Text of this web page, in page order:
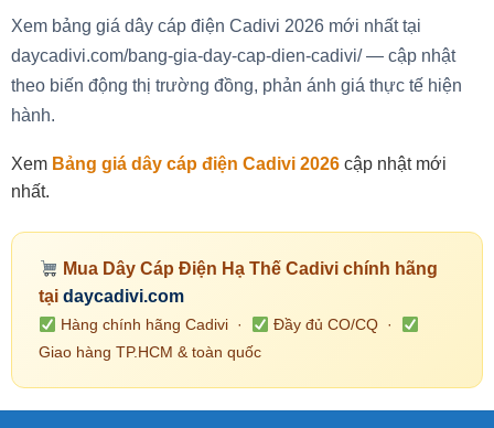
Xem bảng giá dây cáp điện Cadivi 2026 mới nhất tại
daycadivi.com/bang-gia-day-cap-dien-cadivi/ — cập nhật
theo biến động thị trường đồng, phản ánh giá thực tế hiện
hành.
Xem Bảng giá dây cáp điện Cadivi 2026 cập nhật mới
nhất.
Mua Dây Cáp Điện Hạ Thế Cadivi chính hãng
tại daycadivi.com
Hàng chính hãng Cadivi ·
Đầy đủ CO/CQ ·
Giao hàng TP.HCM & toàn quốc